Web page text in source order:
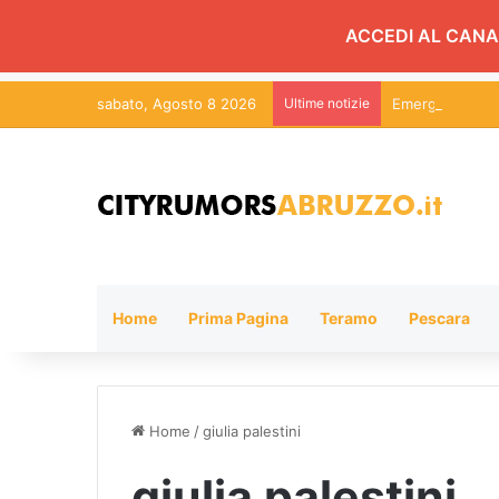
ACCEDI AL
sabato, Agosto 8 2026 Ultime notizie Emergenza
Home Prima Pagina Teramo Pescara
Home /giulia palestini